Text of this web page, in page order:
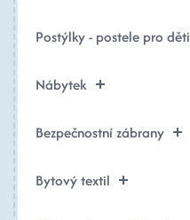
Postýlky - postele pro děti
Nábytek
Bezpečnostní zábrany
Bytový textil